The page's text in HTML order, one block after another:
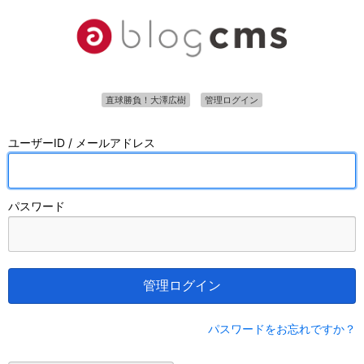
直球勝負！大澤広樹 管理ログイン
ユーザーID / メールアドレス
パスワード
管理ログイン
パスワードをお忘れですか？